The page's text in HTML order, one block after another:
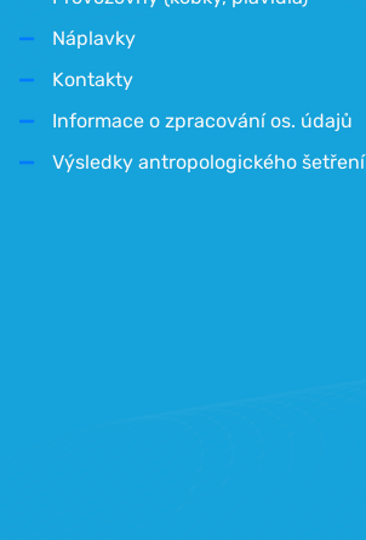
Náplavky
Kontakty
Informace o zpracování os. údajů
Výsledky antropologického šetření